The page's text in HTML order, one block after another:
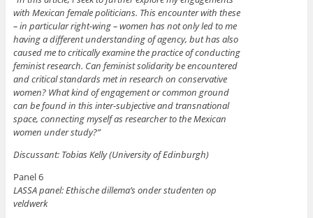
with Mexican female politicians. This encounter with these
– in particular right-wing – women has not only led to me
having a different understanding of agency, but has also
caused me to critically examine the practice of conducting
feminist research. Can feminist solidarity be encountered
and critical standards met in research on conservative
women? What kind of engagement or common ground
can be found in this inter-subjective and transnational
space, connecting myself as researcher to the Mexican
women under study?”
Discussant: Tobias Kelly (University of Edinburgh)
Panel 6
LASSA panel: Ethische dillema’s onder studenten op
veldwerk